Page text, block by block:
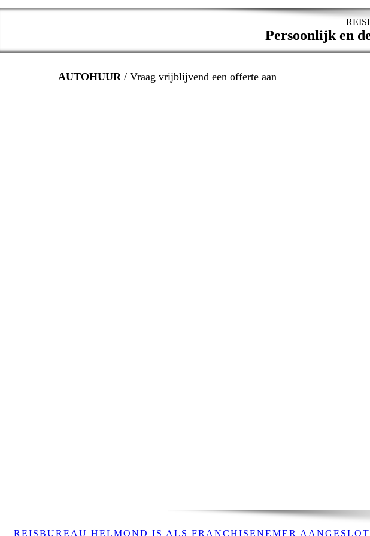
Persoonlijk en
AUTOHUUR / Vraag vrijblijvend een offerte aan
REISBUREAU HELMOND IS ALS FRANCHISENEMER